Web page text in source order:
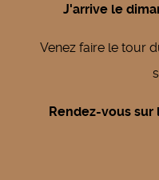
J'arrive le
Venez faire le tour
Rendez-vous sur